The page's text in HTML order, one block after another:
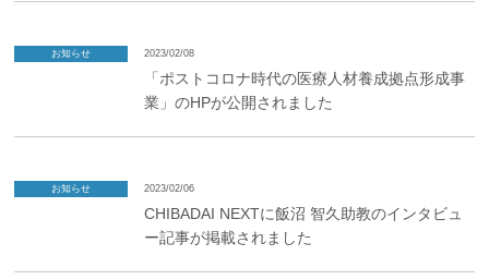
お知らせ 2023/02/08
「ポストコロナ時代の医療人材養成拠点形成事
業」のHPが公開されました
お知らせ 2023/02/06
CHIBADAI NEXTに飯沼 智久助教のインタビュ
ー記事が掲載されました